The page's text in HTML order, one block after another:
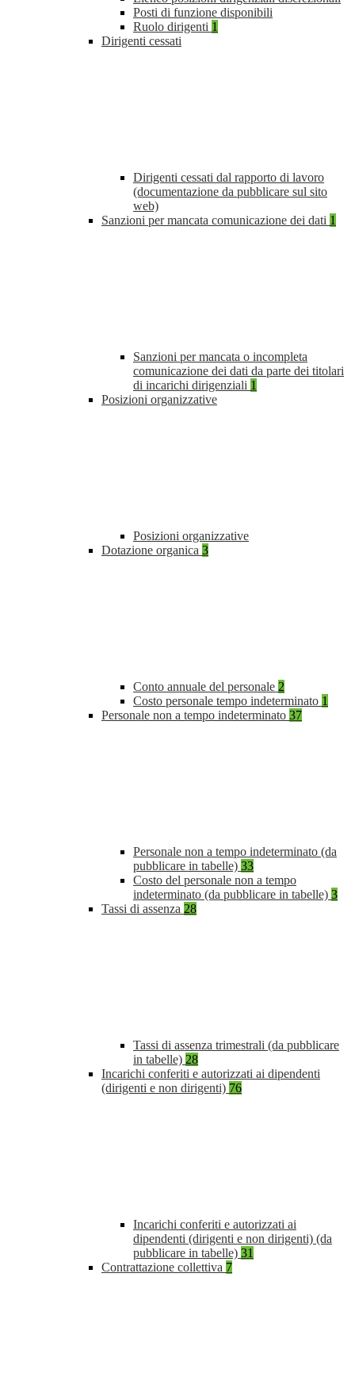
Posti di funzione disponibili
Ruolo dirigenti 1
Dirigenti cessati
Dirigenti cessati dal rapporto di lavoro
(documentazione da pubblicare sul sito
web)
Sanzioni per mancata comunicazione dei dati 1
Sanzioni per mancata o incompleta
comunicazione dei dati da parte dei titolari
di incarichi dirigenziali 1
Posizioni organizzative
Posizioni organizzative
Dotazione organica 3
Conto annuale del personale 2
Costo personale tempo indeterminato 1
Personale non a tempo indeterminato 37
Personale non a tempo indeterminato (da
pubblicare in tabelle) 33
Costo del personale non a tempo
indeterminato (da pubblicare in tabelle) 3
Tassi di assenza 28
Tassi di assenza trimestrali (da pubblicare
in tabelle) 28
Incarichi conferiti e autorizzati ai dipendenti
(dirigenti e non dirigenti) 76
Incarichi conferiti e autorizzati ai
dipendenti (dirigenti e non dirigenti) (da
pubblicare in tabelle) 31
Contrattazione collettiva 7